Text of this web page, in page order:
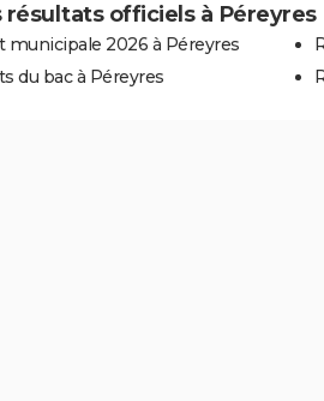
résultats officiels à Péreyres
municipale 2026 à Péreyres
du bac à Péreyres